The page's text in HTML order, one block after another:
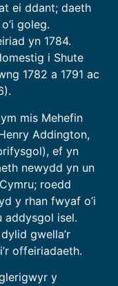
ei ddant; daeth
goleg.
yn 1784.
i Shute
1782 a 1791 ac
mis Mehefin
Addington,
ef yn
newydd yn un
roedd
y rhan fwyaf o’i
addysgol isel.
gwella’r
offeiriadaeth.
y